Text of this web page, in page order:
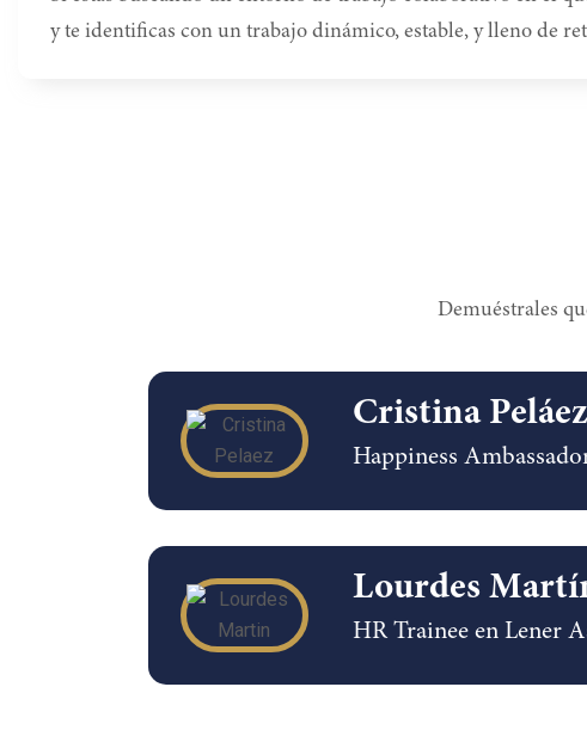
y te identificas con un trabajo dinámico, estable, y lleno de
Demuéstrales
Cristina Peláez
Happiness
Lourdes
HR Trainee en Lener